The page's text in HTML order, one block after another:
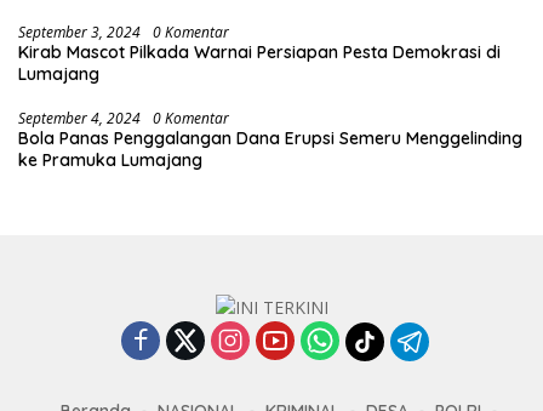
September 3, 2024 0 Komentar
Kirab Mascot Pilkada Warnai Persiapan Pesta Demokrasi di
Lumajang
September 4, 2024 0 Komentar
Bola Panas Penggalangan Dana Erupsi Semeru Menggelinding
ke Pramuka Lumajang